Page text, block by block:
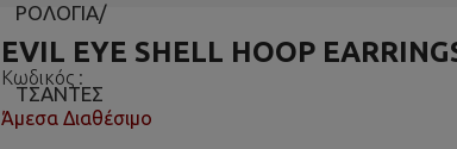
ΡΟΛΟΓΙΑ/
ΤΣΑΝΤΕΣ
EVIL EYE SHELL HOOP
Κωδικός :
Άμεσα Διαθέσιμο